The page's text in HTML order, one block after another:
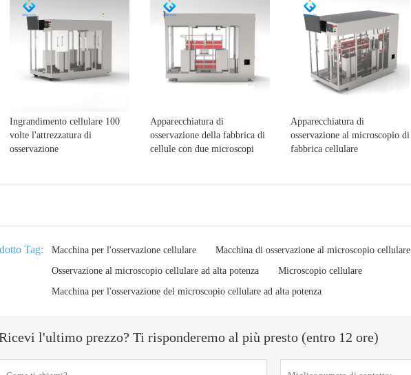
Ingrandimento cellulare 100
volte l'attrezzatura di
osservazione
Apparecchiatura di
osservazione della fabbrica di
cellule con due microscopi
Apparecchiatura di
osservazione al microscopio di
fabbrica cellulare
Tag: Macchina per l'osservazione cellulare
Macchina di osservazione al microscopio cellulare
Osservazione al microscopio cellulare ad alta potenza
Microscopio cellulare
Macchina per l'osservazione del microscopio cellulare ad alta potenza
l'ultimo prezzo? Ti risponderemo al più presto (entro 12 ore)